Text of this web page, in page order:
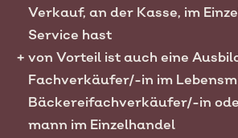
Verkauf, an der Kasse, im
Service hast
von Vorteil ist auch eine
Fachverkäufer/-in im
Bäckereifachverkäufer/-in
mann im Einzelhandel